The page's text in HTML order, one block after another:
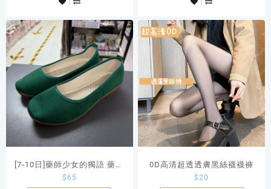
[7-10日]藥師少女的獨語 藥屋
少女的呢喃 貓貓綠色古風平底
$65
0D高清超透透膚黑絲襪襪褲
$20